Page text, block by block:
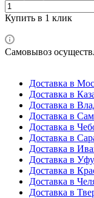
Купить в 1 клик
Самовывоз
Доставка в
Доставка в
Доставка в
Доставка в
Доставка в
Доставка в
Доставка в
Доставка в Уфу
Доставка в
Доставка в
Доставка в